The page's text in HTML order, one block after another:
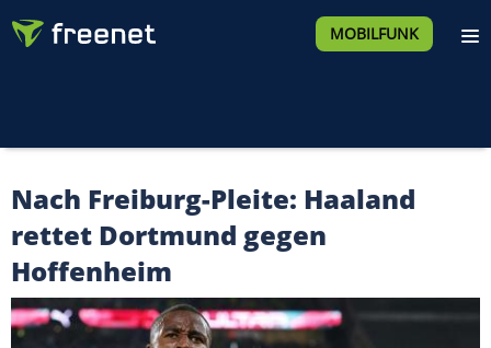
MOBILFUNK
Nach Freiburg-Pleite: Haaland
rettet Dortmund gegen
Hoffenheim